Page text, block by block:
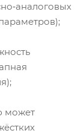
может